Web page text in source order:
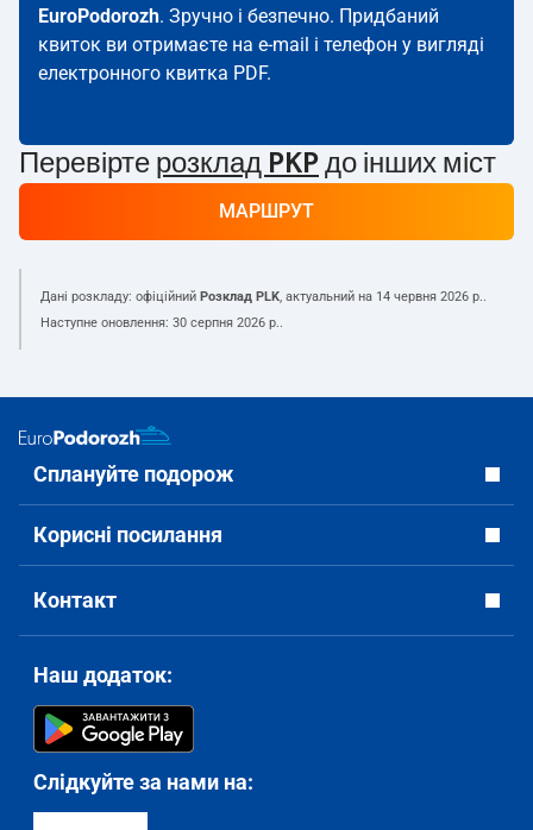
EuroPodorozh. Зручно і безпечно. Придбаний
квиток ви отримаєте на e-mail і телефон у вигляді
електронного квитка PDF.
Перевірте розклад PKP до інших міст
МАРШРУТ
Дані розкладу: офіційний Розклад PLK, актуальний на 14 червня 2026 р..
Наступне оновлення: 30 серпня 2026 р..
Сплануйте подорож
Корисні посилання
Контакт
Наш додаток:
Слідкуйте за нами на: